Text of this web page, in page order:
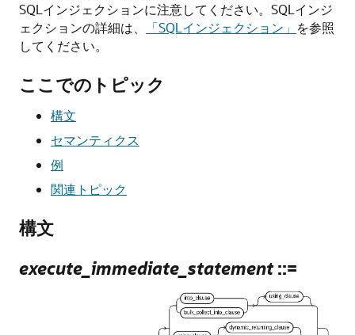
SQLインジェクションに注意してください。SQLインジ
ェクションの詳細は、
「SQLインジェクション」 を参照
してください。
ここでのトピック
構文
セマンティクス
例
関連トピック
構文
execute_immediate_statement::=